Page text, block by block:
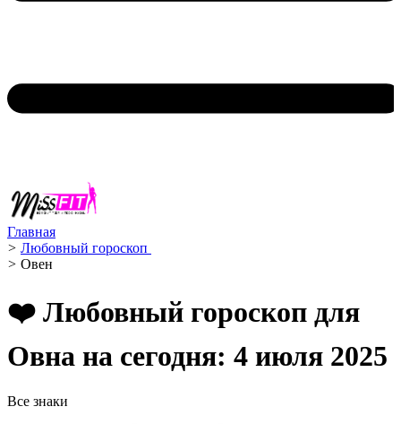
Главная
> Любовный гороскоп ️
> Овен ️
❤️ Любовный гороскоп для
Овна на сегодня: 4 июля 2025
Все знаки